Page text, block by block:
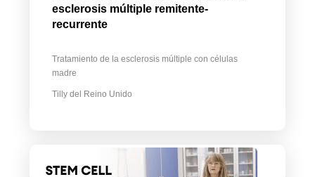
esclerosis múltiple remitente-
recurrente
Tratamiento de la esclerosis múltiple con células
madre
Tilly del Reino Unido